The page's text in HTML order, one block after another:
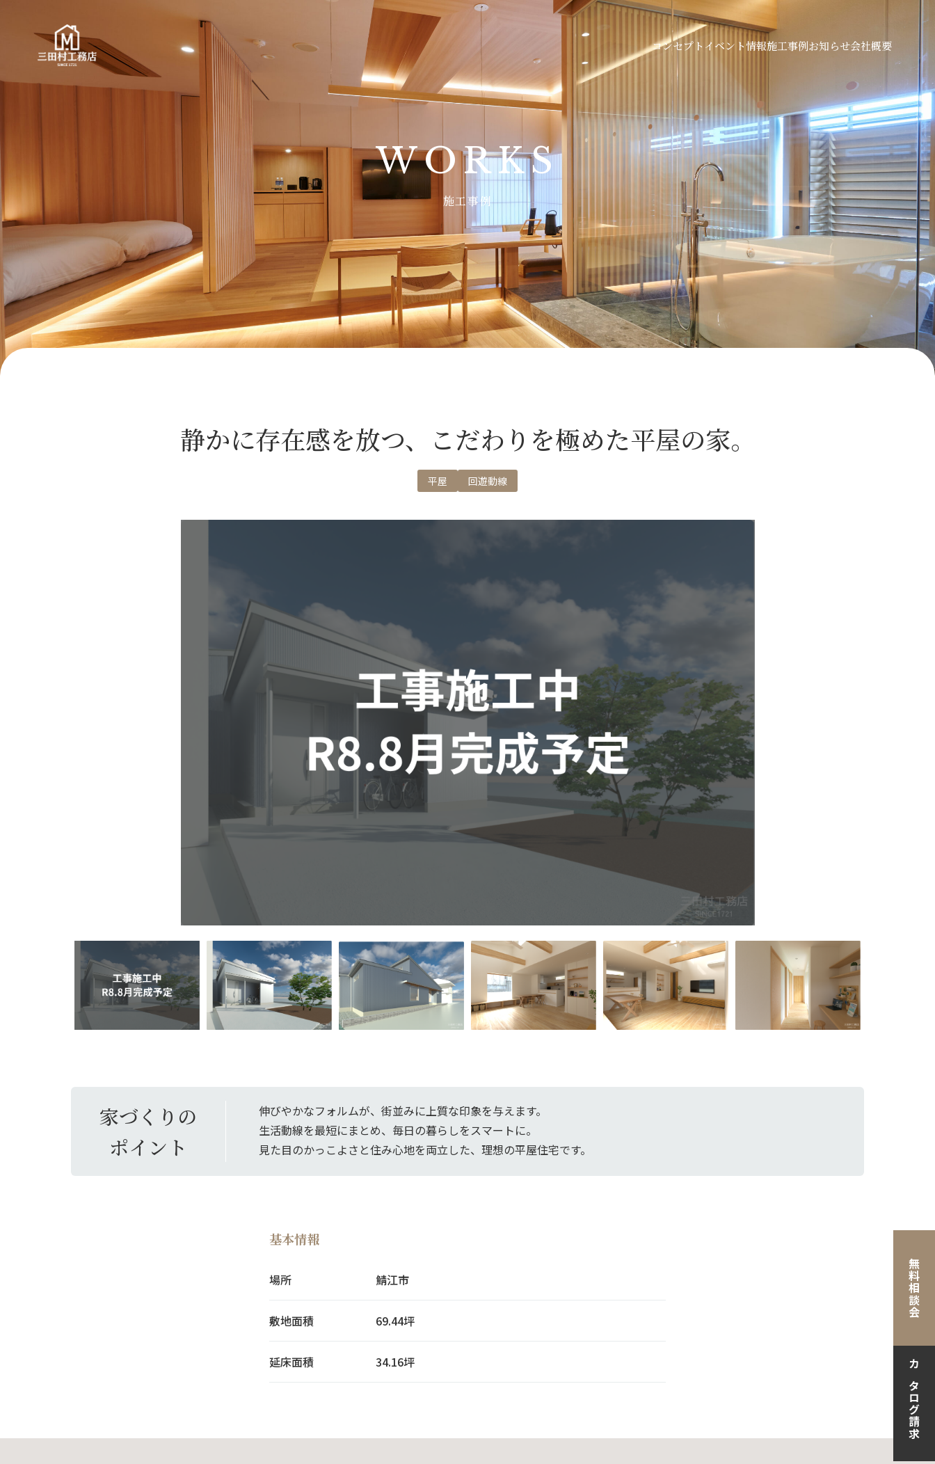
コンセプト イベント情報施工事例お知らせ会社概要
無料相談会
カタログ請求
WORKS
施工事例
静かに存在感を放つ、こだわりを極めた平屋の家。
平屋 回遊動線
家づくりの
ポイント
伸びやかなフォルムが、街並みに上質な印象を与えます。
生活動線を最短にまとめ、毎日の暮らしをスマートに。
見た目のかっこよさと住み心地を両立した、理想の平屋住宅です。
基本情報
場所 鯖江市
敷地面積 69.44坪
延床面積 34.16坪